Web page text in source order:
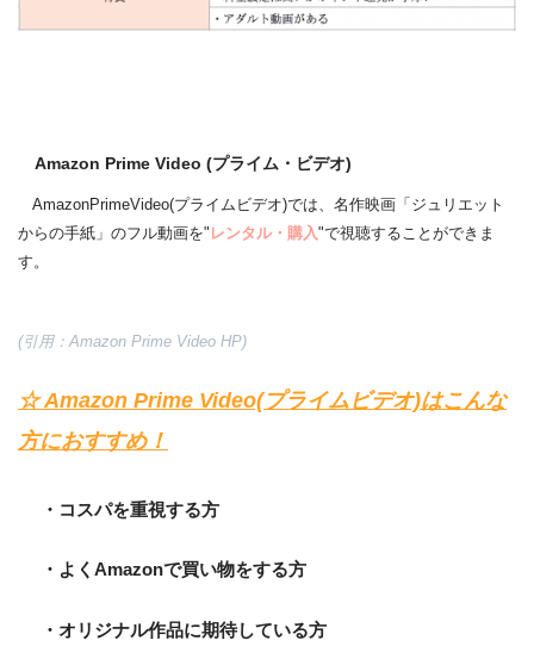
Amazon Prime Video (プライム・ビデオ)
AmazonPrimeVideo(プライムビデオ)では、名作映画「ジュリエット
からの手紙」のフル動画を" レンタル・購入"で視聴することができま
す。
(引用：Amazon Prime Video HP)
☆ Amazon Prime Video(プライムビデオ)はこんな
方におすすめ！
・コスパを重視する方
・よくAmazonで買い物をする方
・オリジナル作品に期待している方